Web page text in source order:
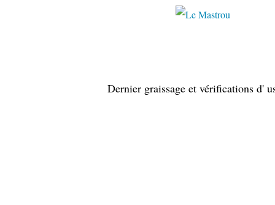
Dernier graissage et vérifications d'